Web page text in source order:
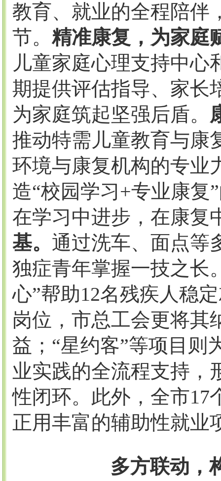
教育、就业的全程陪伴
节。精准康复，为家庭
儿童家庭心理支持中心
期提供评估指导、家长
为家庭筑起坚强后盾。
推动特需儿童教育与康
环境与康复机构的专业
造“校园学习+专业康复
在学习中进步，在康复
基。 通过洗车、面点等
独症青年掌握一技之长
心”帮助12名残疾人稳
岗位，市总工会更将其
益；“星约客”等项目则
业实践的全流程支持
性闭环。此外，全市17
正用丰富的辅助性就业
多方联动，